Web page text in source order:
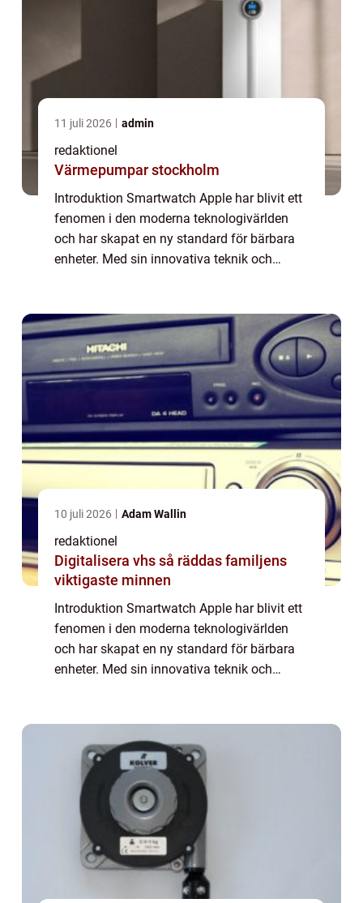
11 juli 2026 admin
redaktionel
Värmepumpar stockholm
Introduktion Smartwatch Apple har blivit ett
fenomen i den moderna teknologivärlden
och har skapat en ny standard för bärbara
enheter. Med sin innovativa teknik och
erbjuder...
10 juli 2026 Adam Wallin
redaktionel
Digitalisera vhs så räddas familjens
viktigaste minnen
Introduktion Smartwatch Apple har blivit ett
fenomen i den moderna teknologivärlden
och har skapat en ny standard för bärbara
enheter. Med sin innovativa teknik och